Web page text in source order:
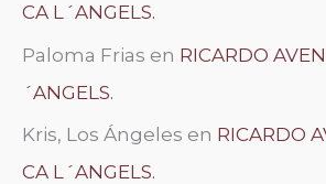
CA L´ANGELS.
Paloma Frias en RICARDO
´ANGELS.
Kris, Los Ángeles en RICARDO
CA L´ANGELS.